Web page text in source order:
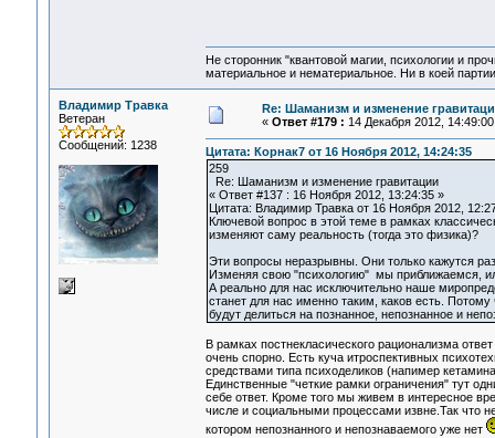
Не сторонник "квантовой магии, психологии и
материальное и нематериальное. Ни в коей
Владимир Травка
Ветеран
Сообщений: 1238
Re: Шаманизм и изменение
« Ответ #179 : 14 Декабря 2012,
Цитата: Корнак7 от 16 Ноября 2012, 14:24:35
259
Re: Шаманизм и изменение гравитации
« Ответ #137 : 16 Ноября 2012, 13:24:35 »
Цитата: Владимир Травка от 16 Ноября 2012,
Ключевой вопрос в этой теме в рамках
изменяют саму реальность (тогда это физика)?
Эти вопросы неразрывны. Они только кажутся
Изменяя свою "психологию" мы приближаемся,
А реально для нас исключительно наше
станет для нас именно таким, каков есть.
будут делиться на познанное, непознанное и
В рамках постнекласического рационализма
очень спорно. Есть куча итроспективных
средствами типа психоделиков (напимер
Единственные "четкие рамки ограничения" тут
себе ответ. Кроме того мы живем в интересное
числе и социальными процессами извне.Так что
котором непознанного и непознаваемого уже нет